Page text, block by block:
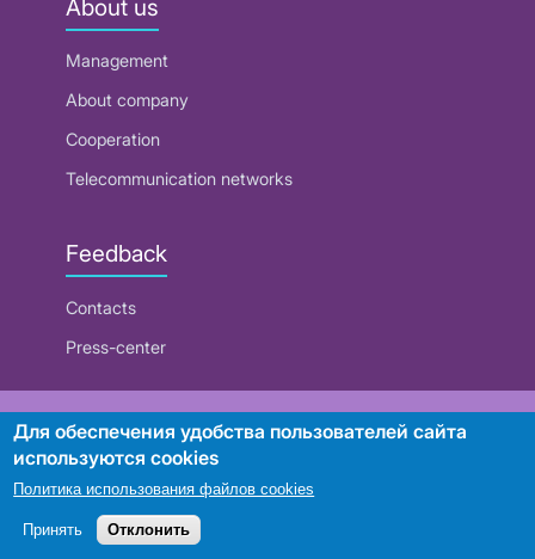
About us
Management
About company
Cooperation
Telecommunication networks
Feedback
Contacts
Press-center
RUE "Beltelecom"
Search
Для обеспечения удобства пользователей сайта
используются cookies
Политика использования файлов cookies
Принять Отклонить